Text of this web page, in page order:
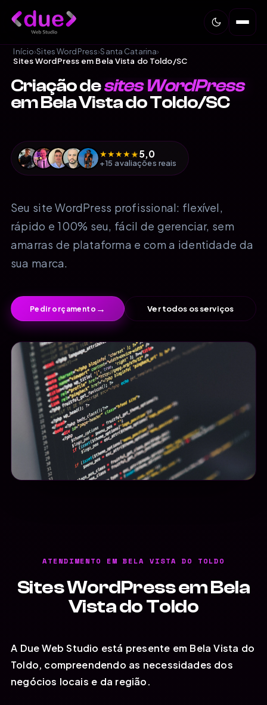
Início›Sites WordPress›Santa Catarina›
Sites WordPress em Bela Vista do Toldo/SC
Criação desites WordPress
em Bela Vista do Toldo/SC
★★★★★5,0
+15 avaliações reais
Seu site WordPress profissional: flexível,
rápido e 100% seu, fácil de gerenciar, sem
amarras de plataforma e com a identidade da
sua marca.
Pedir orçamento → Ver todos os serviços
ATENDIMENTO EM BELA VISTA DO TOLDO
Sites WordPress em Bela
Vista do Toldo
A Due Web Studio está presente em Bela Vista do
Toldo, compreendendo as necessidades dos
negócios locais e da região.